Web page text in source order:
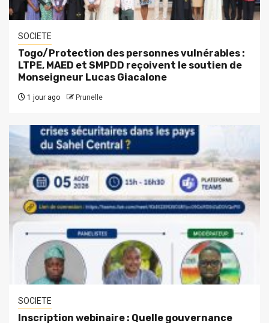
SOCIETE
Togo/Protection des personnes vulnérables :
LTPE, MAED et SMPDD reçoivent le soutien de
Monseigneur Lucas Giacalone
1 jour ago Prunelle
SOCIETE
Inscription webinaire : Quelle gouvernance